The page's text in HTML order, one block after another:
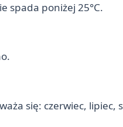
spada poniżej 25°C.
się: czerwiec, lipiec,